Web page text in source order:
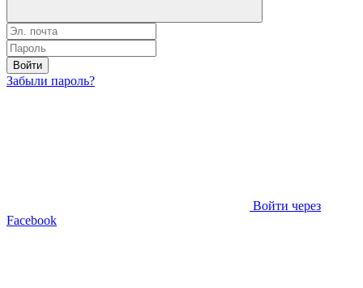
Войти
Забыли пароль?
Войти через
Facebook